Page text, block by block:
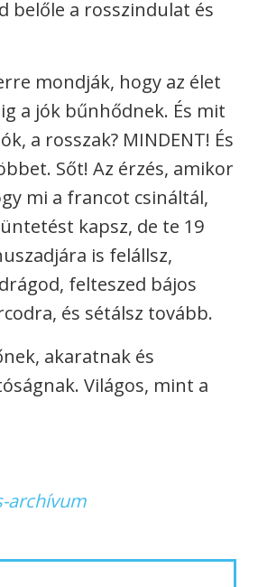
belőle a rosszindulat és
mondják, hogy az élet
a jók bűnhődnek. És mit
a rosszak? MINDENT! És
Sőt! Az érzés, amikor
mi a francot csináltál,
kapsz, de te 19
is felállsz,
felteszed bájos
és sétálsz tovább.
akaratnak és
Világos, mint a
archívum